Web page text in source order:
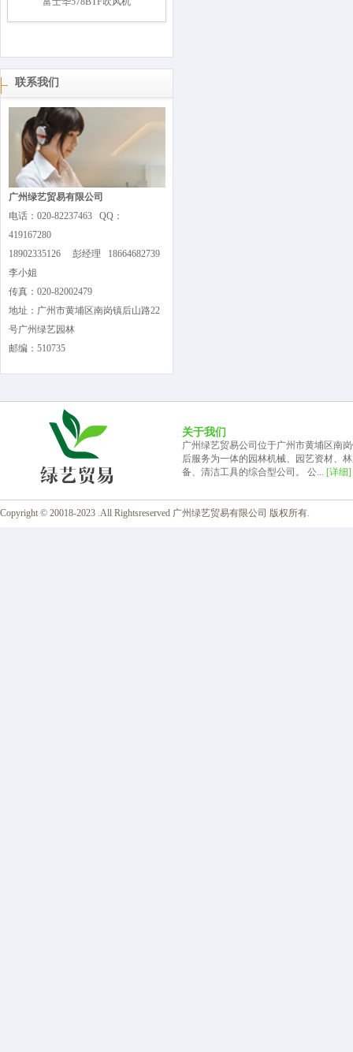
联系我们
广州绿艺贸易有限公司
电话：020-82237463 QQ：
419167280
18902335126 彭经理 18664682739
李小姐
传真：020-82002479
地址：广州市黄埔区南岗镇后山路22
号广州绿艺园林
邮编：510735
关于我们
广州绿艺贸易公司位于广州市黄埔区南
后服务为一体的园林机械、园艺资材、
备、清洁工具的综合型公司。 公... [详细]
Copyright © 20018-2023 .All Rightsreserved 广州绿艺贸易有限公司 版权所有.